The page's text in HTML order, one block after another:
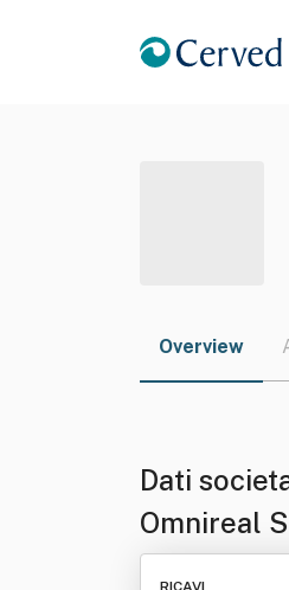
Overview
Dati
Omnireal
RICAVI